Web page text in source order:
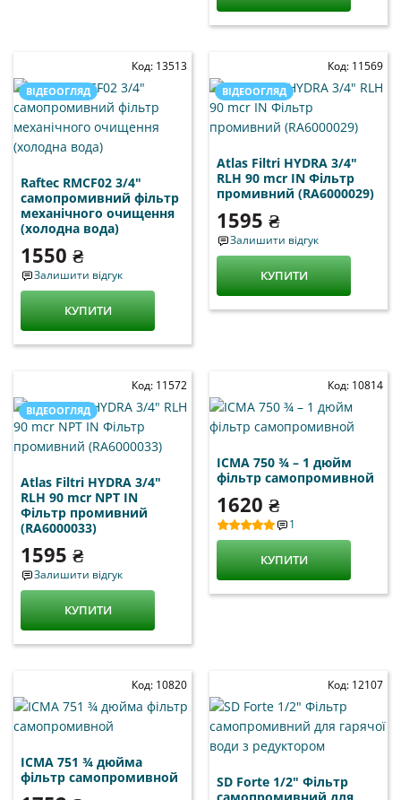
Код: 13513
Raftec RMCF02 3/4"
самопромивний фільтр
механічного очищення
(холодна вода)
1550 ₴
Залишити відгук
КУПИТИ
ВІДЕООГЛЯД
Код: 11569
Atlas Filtri HYDRA 3/4"
RLH 90 mcr IN Фільтр
промивний (RA6000029)
1595 ₴
Залишити відгук
КУПИТИ
ВІДЕООГЛЯД
Код: 11572
Atlas Filtri HYDRA 3/4"
RLH 90 mcr NPT IN
Фільтр промивний
(RA6000033)
1595 ₴
Залишити відгук
КУПИТИ
ВІДЕООГЛЯД
Код: 10814
ICMA 750 ¾ – 1 дюйм
фільтр самопромивной
1620 ₴
1
КУПИТИ
Код: 10820
ICMA 751 ¾ дюйма
фільтр самопромивной
Код: 12107
SD Forte 1/2" Фільтр